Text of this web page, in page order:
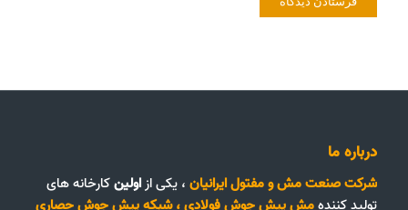
درباره ما
شرکت صنعت مش و مفتول ایرانیان، یکی ازاولینکارخانه های
تولید کنندهمش پیش جوش فولادی،شبکه پیش جوش حصاری